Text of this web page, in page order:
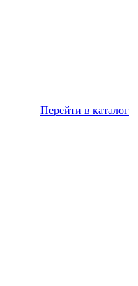
Перейти в каталог